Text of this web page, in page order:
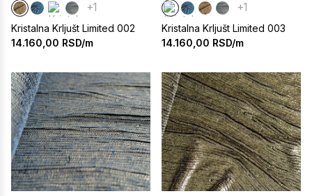
+1
Kristalna Krljušt Limited 002
14.160,00 RSD/m
+1
Kristalna Krljušt Limited 003
14.160,00 RSD/m